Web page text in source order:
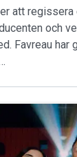
att
och
Favreau har